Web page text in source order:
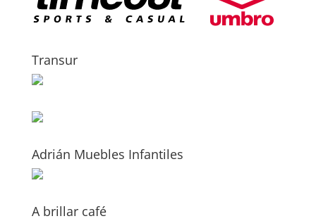
Transur
Adrián Muebles Infantiles
A brillar café